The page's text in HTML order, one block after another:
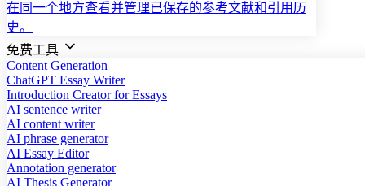
在同一个地方查看并管理已保存的参考文献和引用历
史。
免费工具
Content Generation
ChatGPT Essay Writer
Introduction Creator for Essays
AI sentence writer
AI content writer
AI phrase generator
AI Essay Editor
Annotation generator
AI Thesis Generator